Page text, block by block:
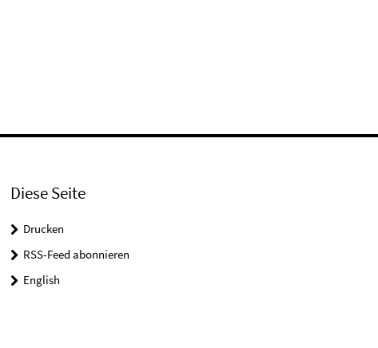
Diese Seite
Drucken
RSS-Feed abonnieren
English